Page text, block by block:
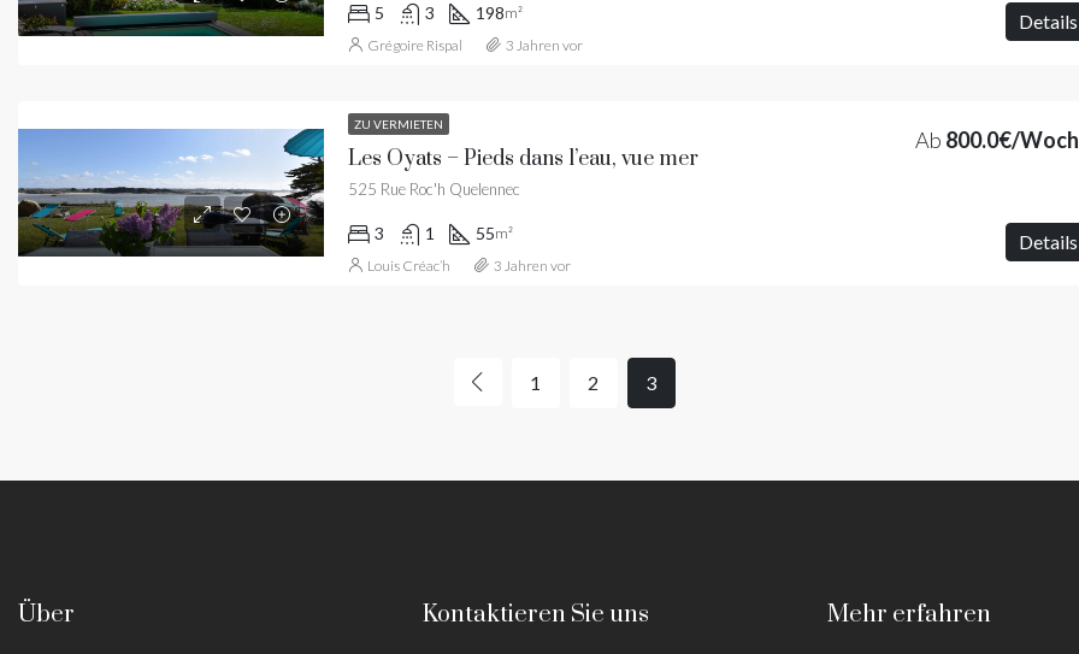
5 3 198m² Details
Grégoire Rispal 3 Jahren vor
ZU VERMIETEN
Les Oyats – Pieds dans l’eau, vue mer
Ab 800.0€/
525 Rue Roc'h Quelennec
3 1 55m² Details
Louis Créac’h 3 Jahren vor
1 2 3
Über Kontaktieren Sie uns Mehr erfahren